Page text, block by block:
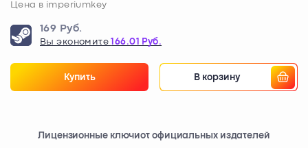
Цена в imperiumkey
169 Руб.
Вы экономите166.01 Руб.
Купить В корзину
Лицензионные ключиот официальных издателей